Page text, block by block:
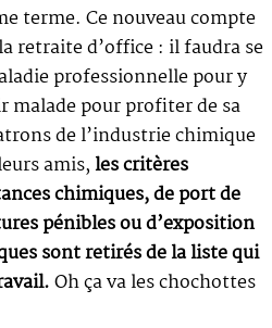
terme. Ce nouveau compte
retraite d’office : il faudra se
professionnelle pour y
pour profiter de sa
de l’industrie chimique
amis,les critères
chimiques, de port de
pénibles ou d’exposition
sont retirés de la liste qui
Oh ça va les chochottes